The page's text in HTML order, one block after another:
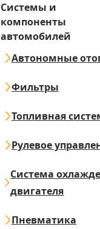
Системы и
компоненты
автомобилей
Автономные
Фильтры
Топливная
Рулевое
Система
двигателя
Пневматика